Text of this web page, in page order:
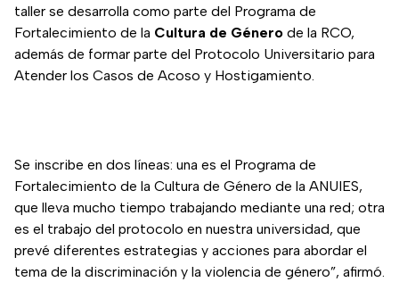
taller se desarrolla como parte del Programa de
Fortalecimiento de la Cultura de Género de la RCO,
además de formar parte del Protocolo Universitario para
Atender los Casos de Acoso y Hostigamiento.
Se inscribe en dos líneas: una es el Programa de
Fortalecimiento de la Cultura de Género de la ANUIES,
que lleva mucho tiempo trabajando mediante una red; otra
es el trabajo del protocolo en nuestra universidad, que
prevé diferentes estrategias y acciones para abordar el
tema de la discriminación y la violencia de género”, afirmó.